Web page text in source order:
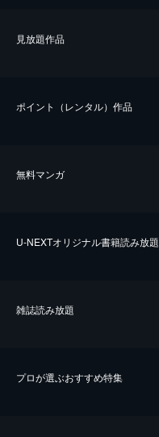
⾒放題作品
ポイント（レンタル）作品
無料マンガ
U-NEXTオリジナル書籍読み放題
雑誌読み放題
プロが選ぶおすすめ特集